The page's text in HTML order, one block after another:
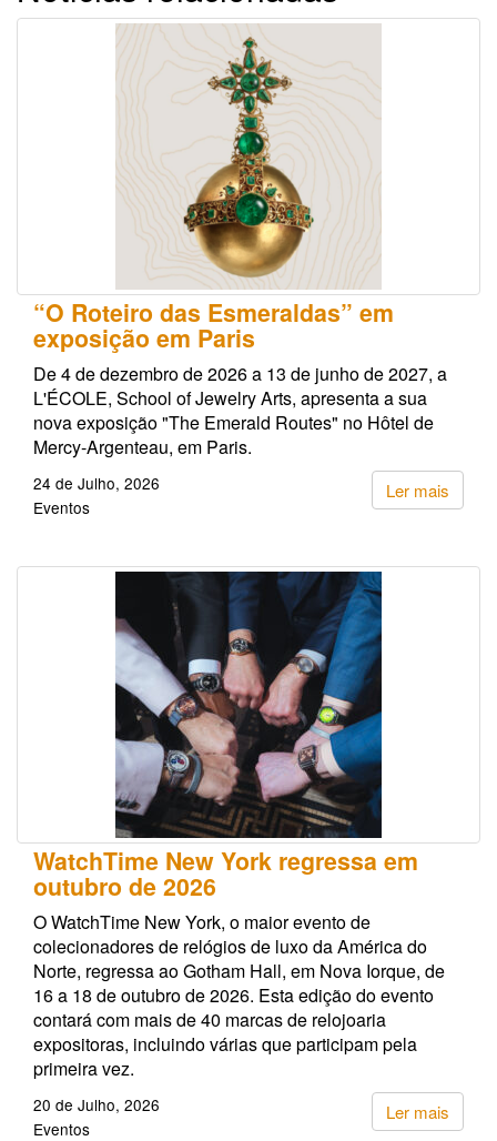
“O Roteiro das Esmeraldas” em
exposição em Paris
De 4 de dezembro de 2026 a 13 de junho de 2027, a
L'ÉCOLE, School of Jewelry Arts, apresenta a sua
nova exposição "The Emerald Routes" no Hôtel de
Mercy-Argenteau, em Paris.
Ler mais
24 de Julho, 2026
Eventos
WatchTime New York regressa em
outubro de 2026
O WatchTime New York, o maior evento de
colecionadores de relógios de luxo da América do
Norte, regressa ao Gotham Hall, em Nova Iorque, de
16 a 18 de outubro de 2026. Esta edição do evento
contará com mais de 40 marcas de relojoaria
expositoras, incluindo várias que participam pela
primeira vez.
Ler mais
20 de Julho, 2026
Eventos